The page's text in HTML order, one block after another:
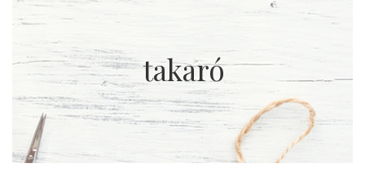
takaró